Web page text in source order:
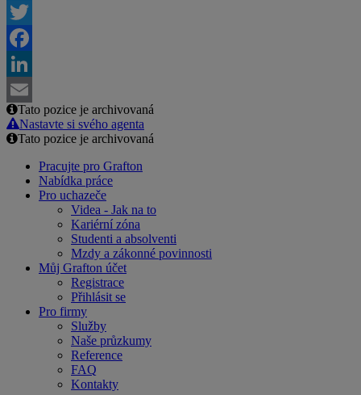
Twitter
Facebook
LinkedIn
Email
Tato pozice je archivovaná
Nastavte si svého agenta
Tato pozice je archivovaná
Pracujte pro Grafton
Nabídka práce
Pro uchazeče
Videa - Jak na to
Kariérní zóna
Studenti a absolventi
Mzdy a zákonné povinnosti
Můj Grafton účet
Registrace
Přihlásit se
Pro firmy
Služby
Naše průzkumy
Reference
FAQ
Kontakty